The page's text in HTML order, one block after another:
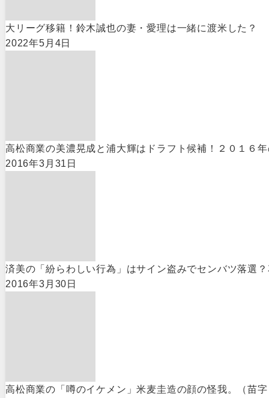
大リーグ移籍！鈴木誠也の妻・愛理は一緒に渡米した？
2022年5月4日
高松商業の美濃晃成と浦大輝はドラフト候補！２０１６
2016年3月31日
済美の「紛らわしい行為」はサイン盗みでセンバツ落選
2016年3月30日
高松商業の「噂のイケメン」米麦圭造の顔の怪我。（苗